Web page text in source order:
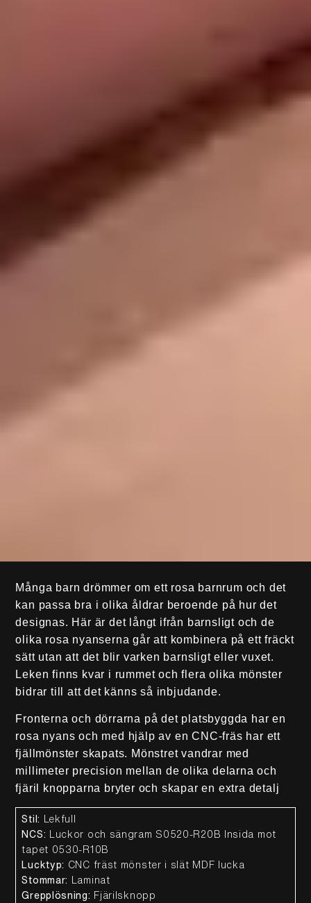
Många barn drömmer om ett rosa barnrum och det
kan passa bra i olika åldrar beroende på hur det
designas. Här är det långt ifrån barnsligt och de
olika rosa nyanserna går att kombinera på ett fräckt
sätt utan att det blir varken barnsligt eller vuxet.
Leken finns kvar i rummet och flera olika mönster
bidrar till att det känns så inbjudande.
Fronterna och dörrarna på det platsbyggda har en
rosa nyans och med hjälp av en CNC-fräs har ett
fjällmönster skapats. Mönstret vandrar med
millimeter precision mellan de olika delarna och
fjäril knopparna bryter och skapar en extra detalj
Stil:
Lekfull
NCS: Luckor och sängram S0520-R20B Insida mot
tapet 0530-R10B
Lucktyp: CNC fräst mönster i slät MDF lucka
Stommar:
Laminat
Grepplösning: Fjärilsknopp